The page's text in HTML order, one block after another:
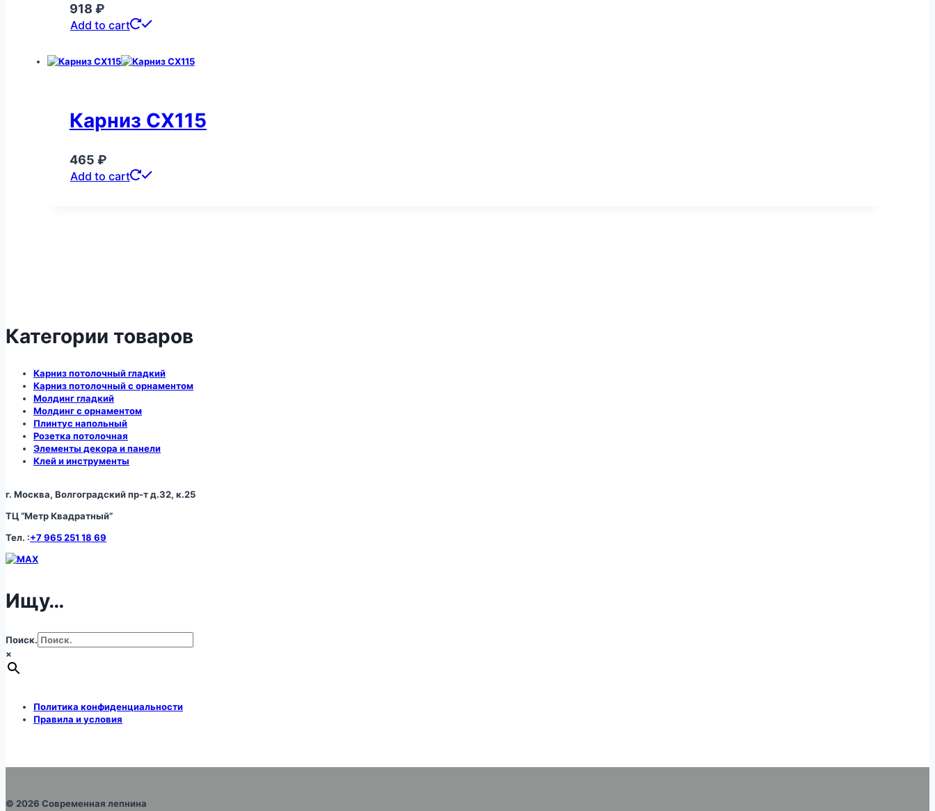
918 ₽
Add to cart
Карниз CX115
465 ₽
Add to cart
Категории товаров
Карниз потолочный гладкий
Карниз потолочный с орнаментом
Молдинг гладкий
Молдинг с орнаментом
Плинтус напольный
Розетка потолочная
Элементы декора и панели
Клей и инструменты
г. Москва, Волгоградский пр-т д.32, к.25
ТЦ “Метр Квадратный”
Тел. :+7 965 251 18 69
Ищу…
Поиск.
×
Политика конфиденциальности
Правила и условия
© 2026 Современная лепнина